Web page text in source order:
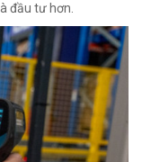
đầu tư hơn.